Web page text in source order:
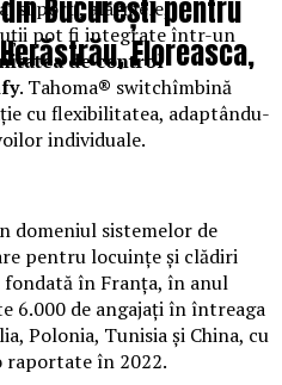
si porți, alarmele,
pot fi integrate într-un
de control
. Tahoma® switchîmbină
cu flexibilitatea, adaptându-
individuale.
domeniul sistemelor de
pentru locuințe și clădiri
fondată în Franţa, în anul
6.000 de angajați în întreaga
Polonia, Tunisia și China, cu
raportate în 2022.
București pentru
Floreasca,